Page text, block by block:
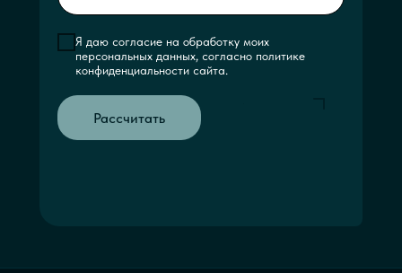
Я даю согласие на обработку моих
персональных данных, согласно политике
конфиденциальности сайта.
Рассчитать